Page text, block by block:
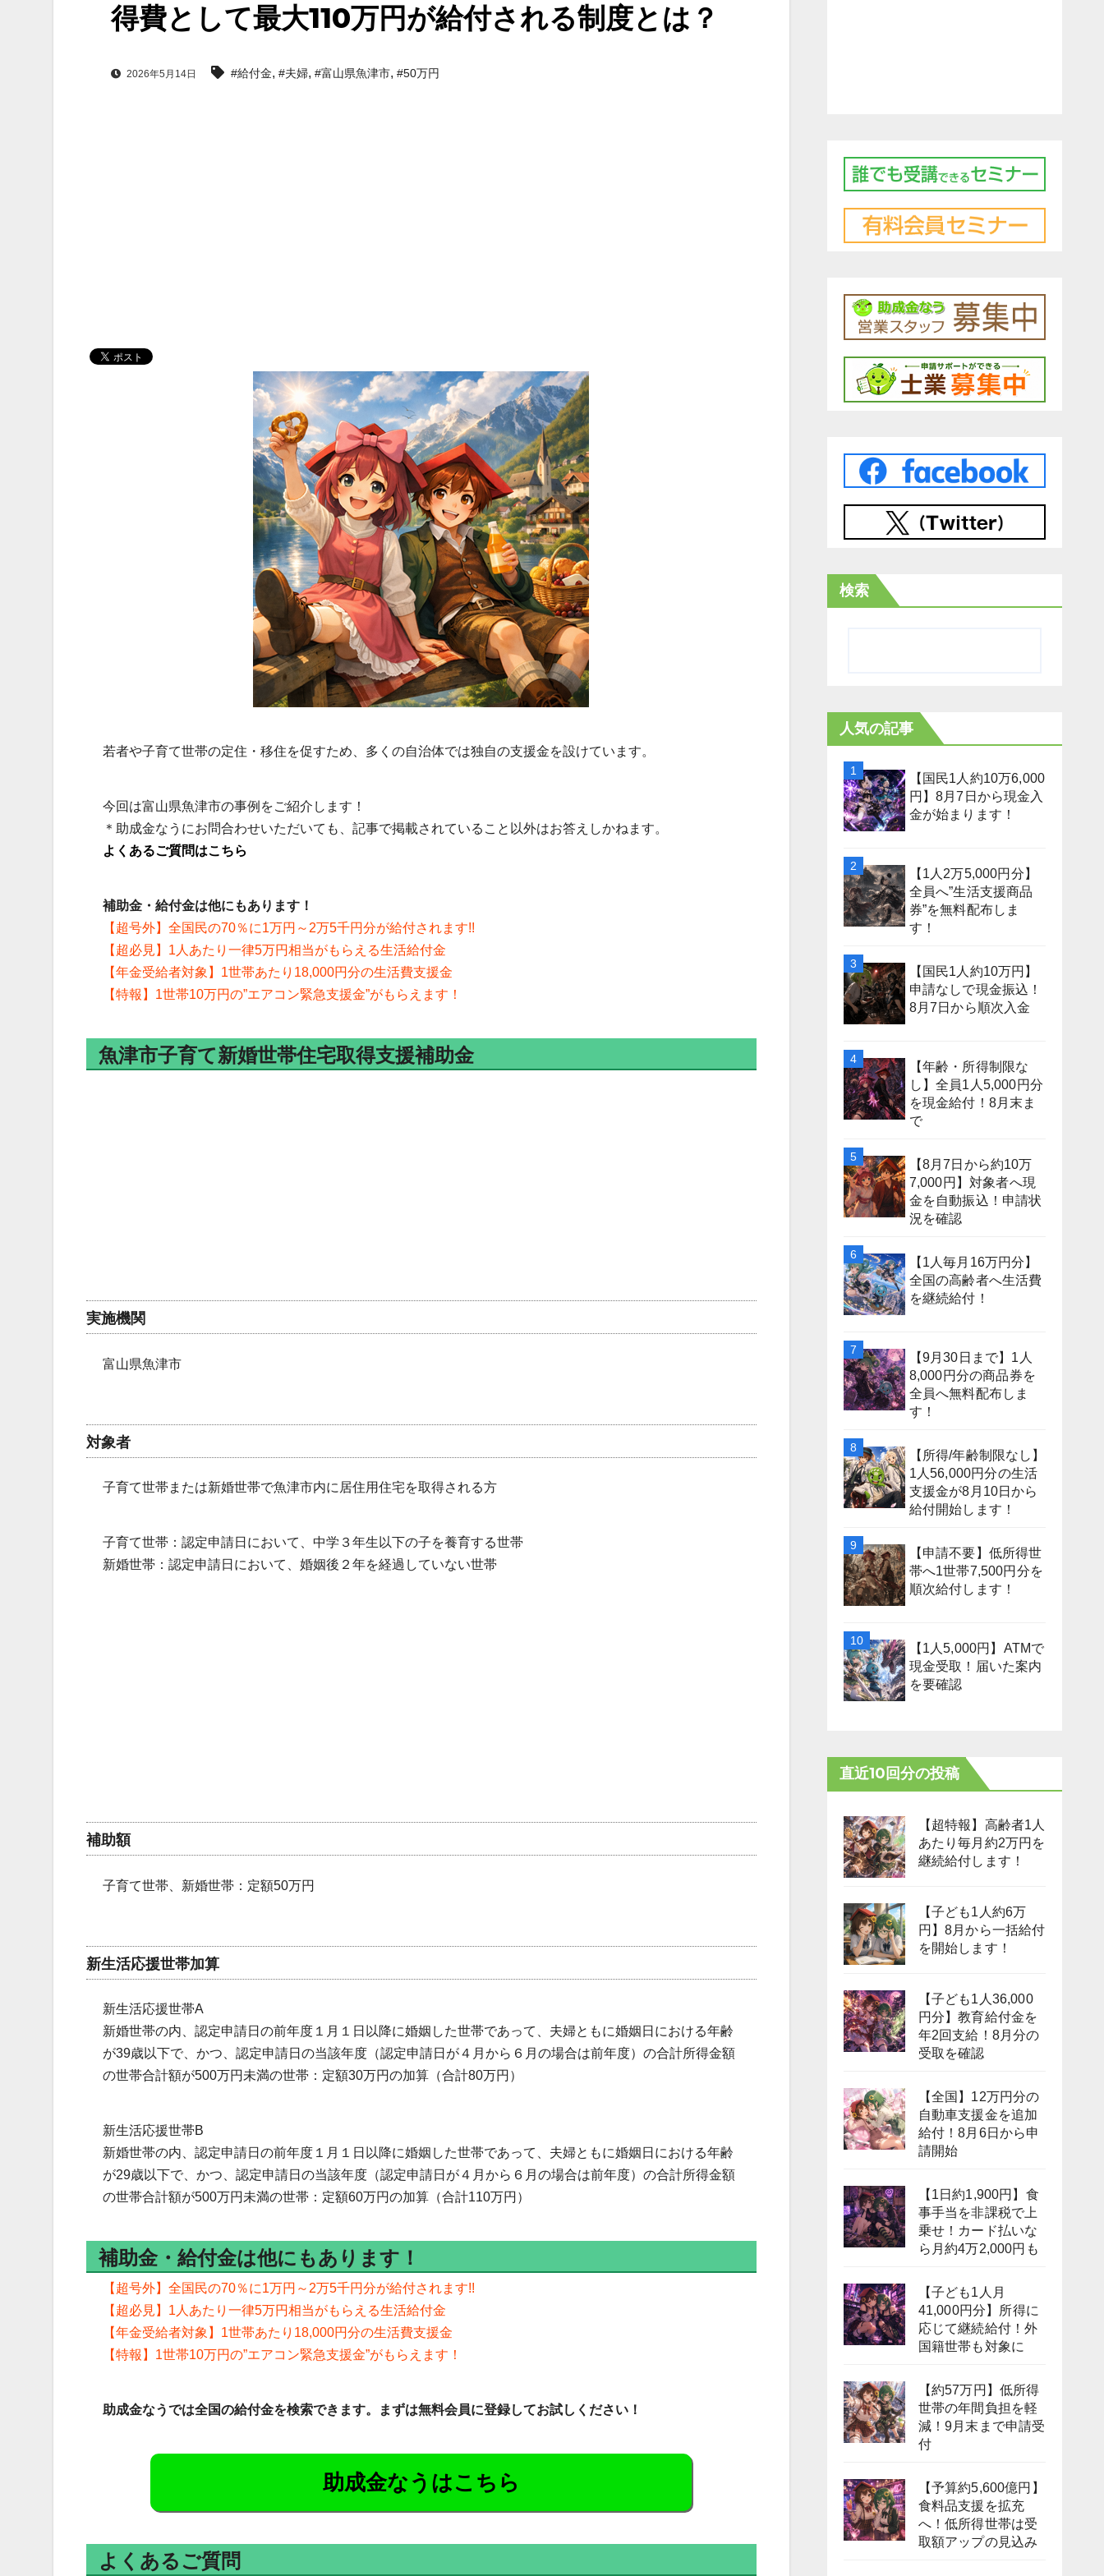
得費として最大110万円が給付される制度とは？
2026年5月14日 #給付金, #夫婦, #富山県魚津市, #50万円
若者や子育て世帯の定住・移住を促すため、多くの自治体では独自の支援金を設けています。
今回は富山県魚津市の事例をご紹介します！
＊助成金なうにお問合わせいただいても、記事で掲載されていること以外はお答えしかねます。
よくあるご質問はこちら
補助金・給付金は他にもあります！
【超号外】全国民の70％に1万円～2万5千円分が給付されます!!
【超必見】1人あたり一律5万円相当がもらえる生活給付金
【年金受給者対象】1世帯あたり18,000円分の生活費支援金
【特報】1世帯10万円の”エアコン緊急支援金”がもらえます！
魚津市子育て新婚世帯住宅取得支援補助金
実施機関
富山県魚津市
対象者
子育て世帯または新婚世帯で魚津市内に居住用住宅を取得される方
子育て世帯：認定申請日において、中学３年生以下の子を養育する世帯
新婚世帯：認定申請日において、婚姻後２年を経過していない世帯
補助額
子育て世帯、新婚世帯：定額50万円
新生活応援世帯加算
新生活応援世帯A
新婚世帯の内、認定申請日の前年度１月１日以降に婚姻した世帯であって、夫婦ともに婚姻日における年齢
が39歳以下で、かつ、認定申請日の当該年度（認定申請日が４月から６月の場合は前年度）の合計所得金額
の世帯合計額が500万円未満の世帯：定額30万円の加算（合計80万円）
新生活応援世帯B
新婚世帯の内、認定申請日の前年度１月１日以降に婚姻した世帯であって、夫婦ともに婚姻日における年齢
が29歳以下で、かつ、認定申請日の当該年度（認定申請日が４月から６月の場合は前年度）の合計所得金額
の世帯合計額が500万円未満の世帯：定額60万円の加算（合計110万円）
補助金・給付金は他にもあります！
【超号外】全国民の70％に1万円～2万5千円分が給付されます!!
【超必見】1人あたり一律5万円相当がもらえる生活給付金
【年金受給者対象】1世帯あたり18,000円分の生活費支援金
【特報】1世帯10万円の”エアコン緊急支援金”がもらえます！
助成金なうでは全国の給付金を検索できます。まずは無料会員に登録してお試しください！
助成金なうはこちら
よくあるご質問
検索
人気の記事
【国民1人約10万6,000
円】8月7日から現金入
金が始まります！
【1人2万5,000円分】
全員へ”生活支援商品
券”を無料配布しま
す！
【国民1人約10万円】
申請なしで現金振込！
8月7日から順次入金
【年齢・所得制限な
し】全員1人5,000円分
を現金給付！8月末ま
で
【8月7日から約10万
7,000円】対象者へ現
金を自動振込！申請状
況を確認
【1人毎月16万円分】
全国の高齢者へ生活費
を継続給付！
【9月30日まで】1人
8,000円分の商品券を
全員へ無料配布しま
す！
【所得/年齢制限なし】
1人56,000円分の生活
支援金が8月10日から
給付開始します！
【申請不要】低所得世
帯へ1世帯7,500円分を
順次給付します！
【1人5,000円】ATMで
現金受取！届いた案内
を要確認
直近10回分の投稿
【超特報】高齢者1人
あたり毎月約2万円を
継続給付します！
【子ども1人約6万
円】8月から一括給付
を開始します！
【子ども1人36,000
円分】教育給付金を
年2回支給！8月分の
受取を確認
【全国】12万円分の
自動車支援金を追加
給付！8月6日から申
請開始
【1日約1,900円】食
事手当を非課税で上
乗せ！カード払いな
ら月約4万2,000円も
【子ども1人月
41,000円分】所得に
応じて継続給付！外
国籍世帯も対象に
【約57万円】低所得
世帯の年間負担を軽
減！9月末まで申請受
付
【予算約5,600億円】
食料品支援を拡充
へ！低所得世帯は受
取額アップの見込み